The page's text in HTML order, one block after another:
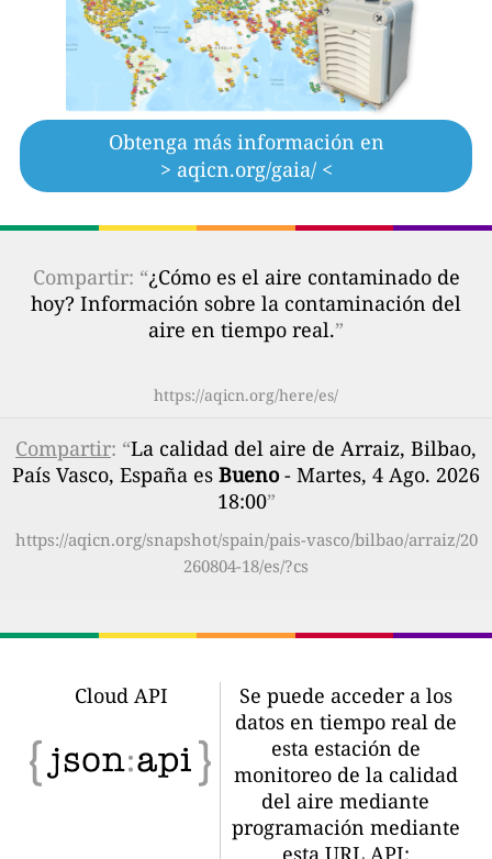
Obtenga más información en
> aqicn.org/gaia/ <
Compartir: “¿Cómo es el aire contaminado de
hoy? Información sobre la contaminación del
aire en tiempo real.”
https://aqicn.org/here/es/
Compartir: “La calidad del aire de Arraiz, Bilbao,
País Vasco, España es Bueno- Martes, 4 Ago. 2026
18:00”
https://aqicn.org/snapshot/spain/pais-vasco/bilbao/arraiz/20
260804-18/es/?cs
Cloud API
Se puede acceder a los
datos en tiempo real de
esta estación de
monitoreo de la calidad
del aire mediante
programación mediante
esta URL API: